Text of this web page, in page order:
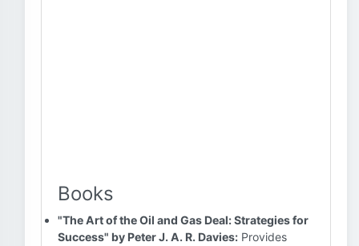
Books
"The Art of the Oil and Gas Deal: Strategies for
Success" by Peter J. A. R. Davies: Provides